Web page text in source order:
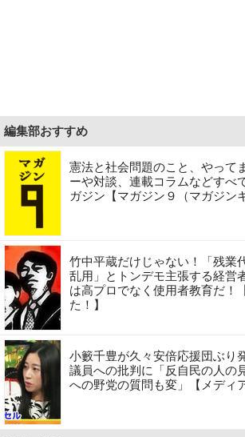
編集部おすすめ
憲法と社会問題のこと、やって
ーや対談、連載コラムなどすべ
ガジン【マガジン９（マガジン
竹中平蔵だけじゃない！「残業
乱用」とトンデモ主張する経営
は高プロでなく使用者教育だ！
た！】
小籔千豊が久々安倍応援団ぶり
議員への批判に「反自民の人の
への野党の質問も変」【メディ